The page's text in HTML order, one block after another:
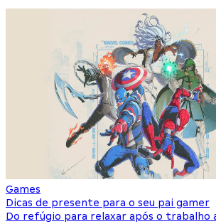
Games
Dicas de presente para o seu pai gamer
Do refúgio para relaxar após o trabalho